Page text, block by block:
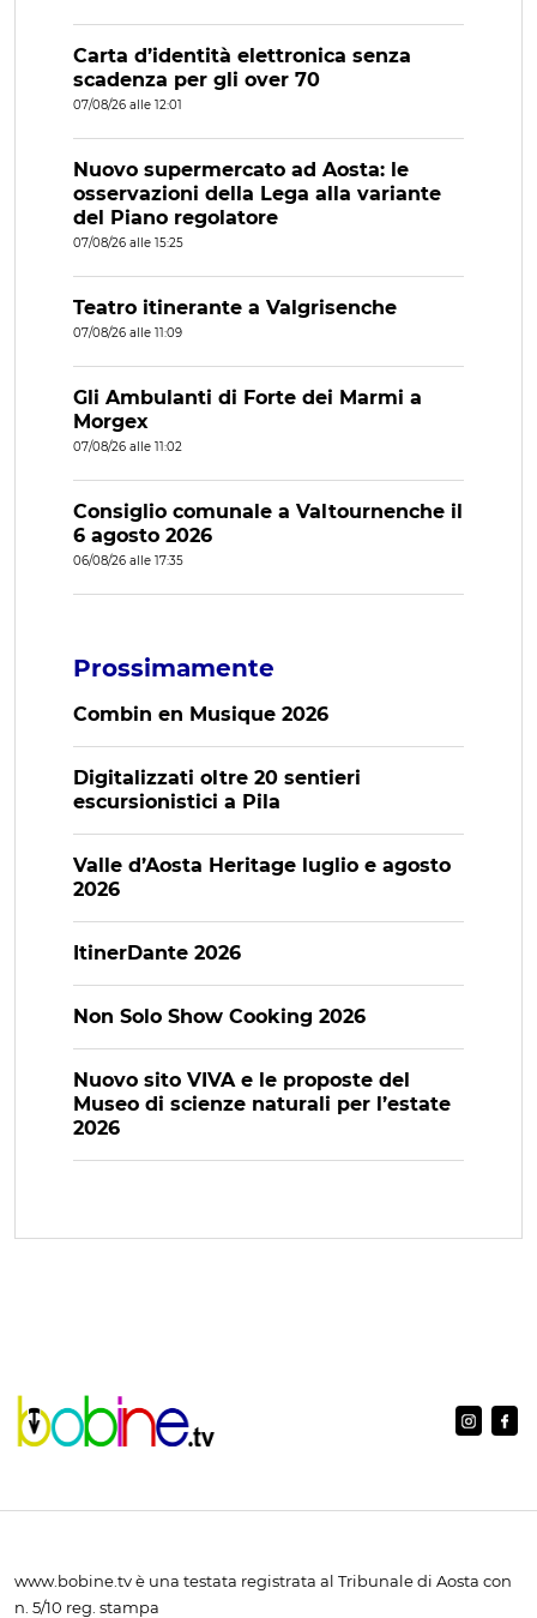
Carta d’identità elettronica senza
scadenza per gli over 70
07/08/26 alle 12:01
Nuovo supermercato ad Aosta: le
osservazioni della Lega alla variante
del Piano regolatore
07/08/26 alle 15:25
Teatro itinerante a Valgrisenche
07/08/26 alle 11:09
Gli Ambulanti di Forte dei Marmi a
Morgex
07/08/26 alle 11:02
Consiglio comunale a Valtournenche il
6 agosto 2026
06/08/26 alle 17:35
Prossimamente
Combin en Musique 2026
Digitalizzati oltre 20 sentieri
escursionistici a Pila
Valle d’Aosta Heritage luglio e agosto
2026
ItinerDante 2026
Non Solo Show Cooking 2026
Nuovo sito VIVA e le proposte del
Museo di scienze naturali per l’estate
2026
www.bobine.tv è una testata registrata al Tribunale di Aosta con
n. 5/10 reg. stampa